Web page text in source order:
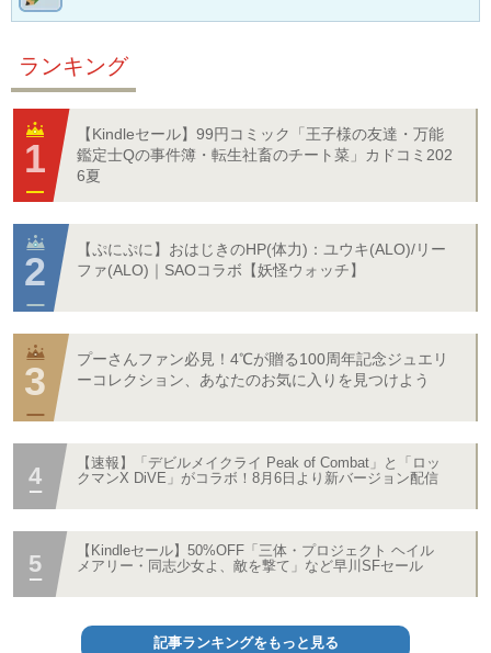
ランキング
【Kindleセール】99円コミック「王子様の友達・万能
鑑定士Qの事件簿・転生社畜のチート菜」カドコミ202
6夏
【ぷにぷに】おはじきのHP(体力)：ユウキ(ALO)/リー
ファ(ALO)｜SAOコラボ【妖怪ウォッチ】
プーさんファン必見！4℃が贈る100周年記念ジュエリ
ーコレクション、あなたのお気に入りを見つけよう
【速報】「デビルメイクライ Peak of Combat」と「ロッ
クマンX DiVE」がコラボ！8月6日より新バージョン配信
【Kindleセール】50%OFF「三体・プロジェクト ヘイル
メアリー・同志少女よ、敵を撃て」など早川SFセール
記事ランキングをもっと見る